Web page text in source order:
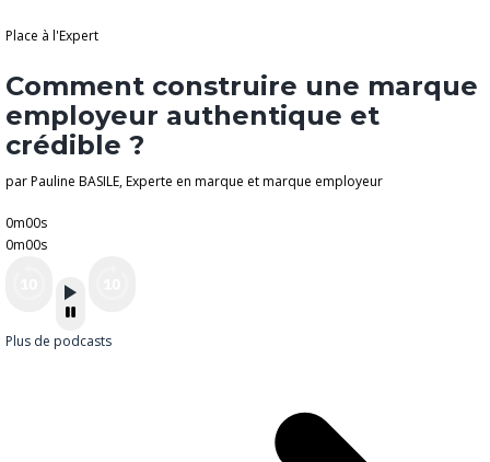
Place à l'Expert
Comment construire une marque
employeur authentique et
crédible ?
par Pauline BASILE, Experte en marque et marque employeur
0m00s
0m00s
Plus de podcasts